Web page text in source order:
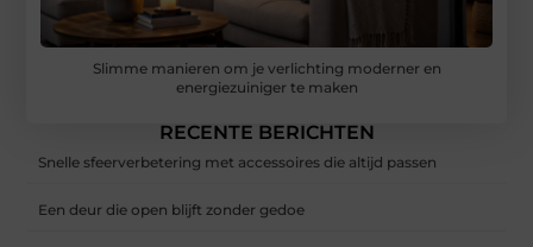
Slimme manieren om je verlichting moderner en
energiezuiniger te maken
RECENTE BERICHTEN
Snelle sfeerverbetering met accessoires die altijd passen
Een deur die open blijft zonder gedoe